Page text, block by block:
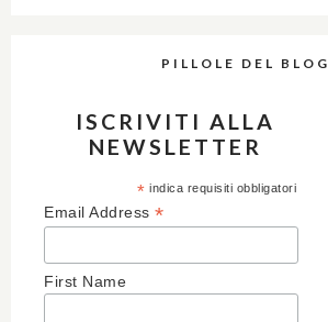
PILLOLE DEL BLOG
ISCRIVITI ALLA
NEWSLETTER
* indica requisiti obbligatori
Email Address *
First Name